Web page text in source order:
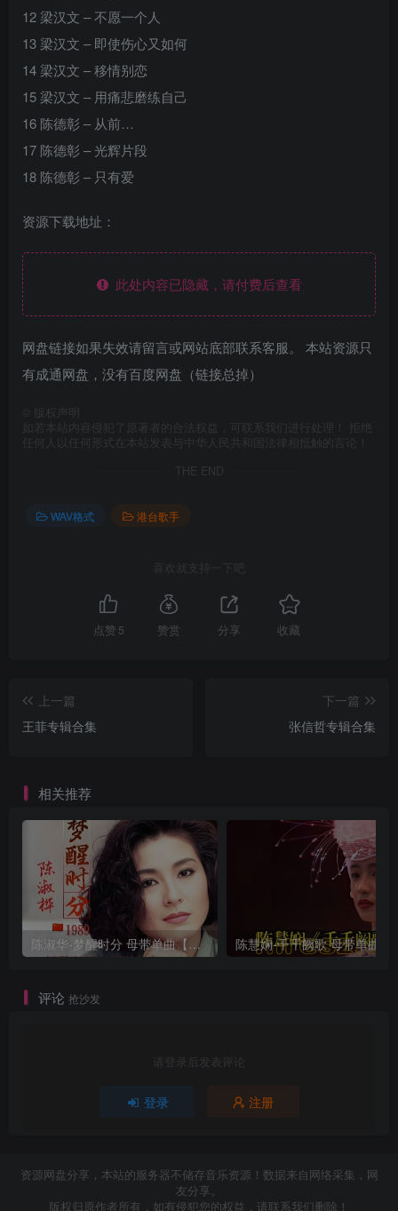
12 梁汉文 – 不愿一个人
13 梁汉文 – 即使伤心又如何
14 梁汉文 – 移情别恋
15 梁汉文 – 用痛悲磨练自己
16 陈德彰 – 从前…
17 陈德彰 – 光辉片段
18 陈德彰 – 只有爱
资源下载地址：
此处内容已隐藏，请付费后查看
网盘链接如果失效请留言或网站底部联系客服。 本站资源只
有成通网盘，没有百度网盘（链接总掉）
版权声明
如若本站内容侵犯了原著者的合法权益，可联系我们进行处理！ 拒绝
任何人以任何形式在本站发表与中华人民共和国法律相抵触的言论！
THE END
WAV格式 港台歌手
喜欢就支持一下吧
点赞 5 赞赏 分享 收藏
上一篇
王菲专辑合集
下一篇
张信哲专辑合集
相关推荐
陈淑华-梦醒时分 母带单曲【试听】
评论 抢沙发
请登录后发表评论
登录 注册
资源网盘分享，本站的服务器不储存音乐资源！数据来自网络采集，网
友分享。
版权归原作者所有，如有侵犯您的权益，请联系我们删除！